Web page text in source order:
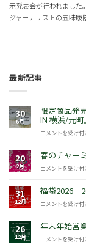
示発表会が行われました
ジャーナリストの五味康
最新記事
30
6月
限定商品発
IN 横浜/元町
限
商
品
発
『ピ
ラ
ビ
コメントを受け
20
2月
春のチャー
春
チ
ャ
ー
ン
コメントを受け
31
12月
福袋2026
福
2026
2025
年
コメントを受け
26
12月
年末年始営
年
コメントを受け